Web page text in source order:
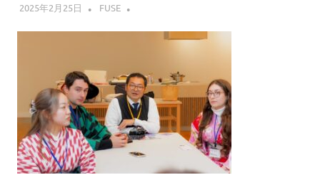
で
参
ロ
グ
で
す。
2025年2月25日 FUSE